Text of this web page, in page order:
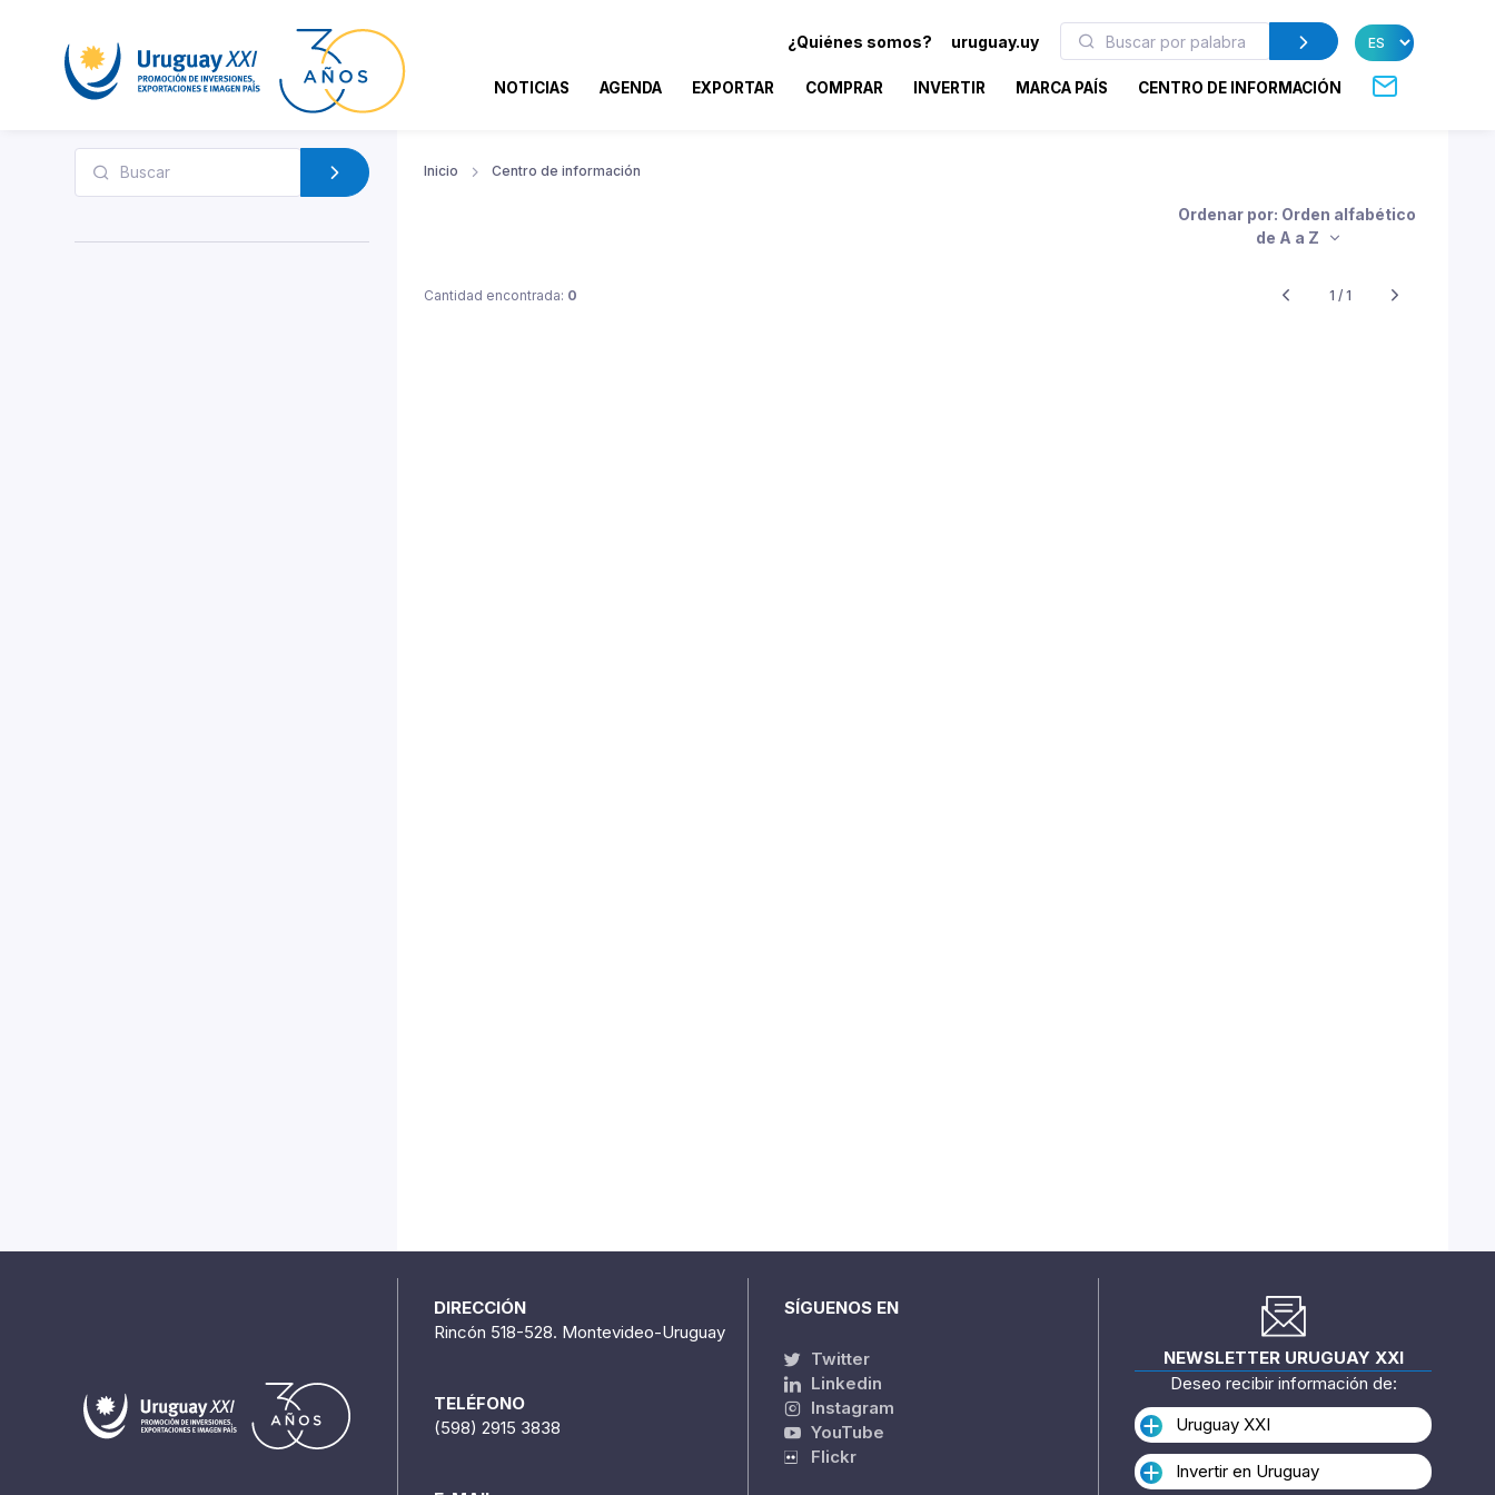
¿Quiénes somos? uruguay.uy
NOTICIAS AGENDA EXPORTAR COMPRAR INVERTIR MARCA PAÍS CENTRO DE INFORMACIÓN
Inicio Centro de información
Ordenar por: Orden alfabético
de A a Z
Cantidad encontrada: 0 1 / 1
DIRECCIÓN
Rincón 518-528. Montevideo-Uruguay
TELÉFONO
(598) 2915 3838
SÍGUENOS EN
Twitter
Linkedin
Instagram
YouTube
Flickr
NEWSLETTER URUGUAY XXI
Deseo recibir información de:
Uruguay XXI
Invertir en Uruguay